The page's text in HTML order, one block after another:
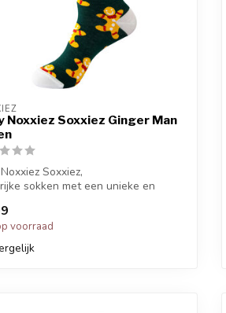
Noxxiez Soxxiez Ginger Man
Soxxiez,
sokken met een unieke en
voorraad